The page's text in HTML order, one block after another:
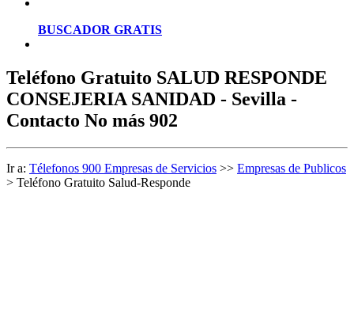
BUSCADOR GRATIS
Teléfono Gratuito SALUD RESPONDE
CONSEJERIA SANIDAD - Sevilla -
Contacto No más 902
Ir a: Télefonos 900 Empresas de Servicios >> Empresas de Publicos
> Teléfono Gratuito Salud-Responde